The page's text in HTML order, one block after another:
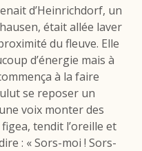
d’Heinrichdorf, un
était allée laver
du fleuve. Elle
d’énergie mais à
à la faire
se reposer un
voix monter des
tendit l’oreille et
: « Sors-moi ! Sors-